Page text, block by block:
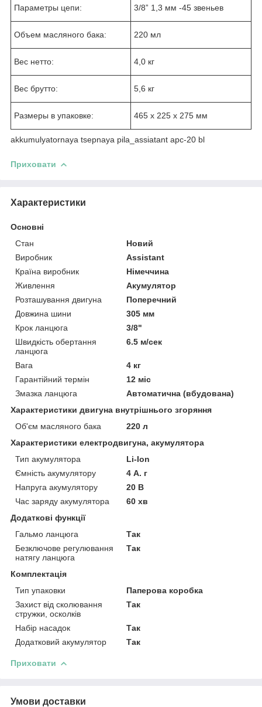
Параметры цепи: 3/8ˮ 1,3 мм -45 звеньев
Объем масляного бака: 220 мл
Вес нетто: 4,0 кг
Вес брутто: 5,6 кг
Размеры в упаковке: 465 x 225 x 275 мм
akkumulyatornaya tsepnaya pila_assiatant apc-20 bl
Приховати
Характеристики
Основні
Стан
Новий
Виробник
Assistant
Країна виробник
Німеччина
Живлення
Акумулятор
Розташування двигуна
Поперечний
Довжина шини
305 мм
Крок ланцюга
3/8"
Швидкість обертання
ланцюга
6.5 м/сек
Вага
4 кг
Гарантійний термін
12 міс
Змазка ланцюга
Автоматична (вбудована)
Характеристики двигуна внутрішнього згоряння
Об'єм масляного бака
220 л
Характеристики електродвигуна, акумулятора
Тип акумулятора
Li-Ion
Ємність акумулятору
4 А. г
Напруга акумулятору
20 В
Час заряду акумулятора
60 хв
Додаткові функції
Гальмо ланцюга
Так
Безключове регулювання
натягу ланцюга
Так
Комплектація
Тип упаковки
Паперова коробка
Захист від сколювання
стружки, осколків
Так
Набір насадок
Так
Додатковий акумулятор
Так
Приховати
Умови доставки